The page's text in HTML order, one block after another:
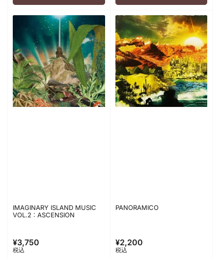
IMAGINARY ISLAND MUSIC
VOL.2 : ASCENSION
通
常
¥3,750
税込
PANORAMICO
通
常
¥2,200
税込